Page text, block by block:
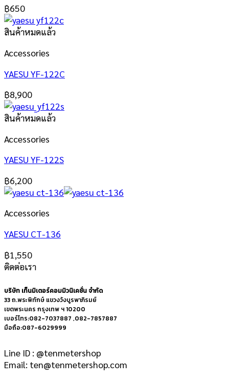
฿650
สินค้าหมดแล้ว
Accessories
YAESU YF-122C
฿8,900
สินค้าหมดแล้ว
Accessories
YAESU YF-122S
฿6,200
Accessories
YAESU CT-136
฿1,550
ติดต่อเรา
บริษัท เท็นมิเตอร์คอมมิวนิเคชั่น จำกัด
33 ถ.พระพิทักษ์ แขวงวังบูรพาภิรมย์
เขตพระนคร กรุงเทพ ฯ 10200
เบอร์โทร:082-7037887 ,082-7857887
มือถือ:087-6029999
Line ID : @tenmetershop
Email: ten@tenmetershop.com